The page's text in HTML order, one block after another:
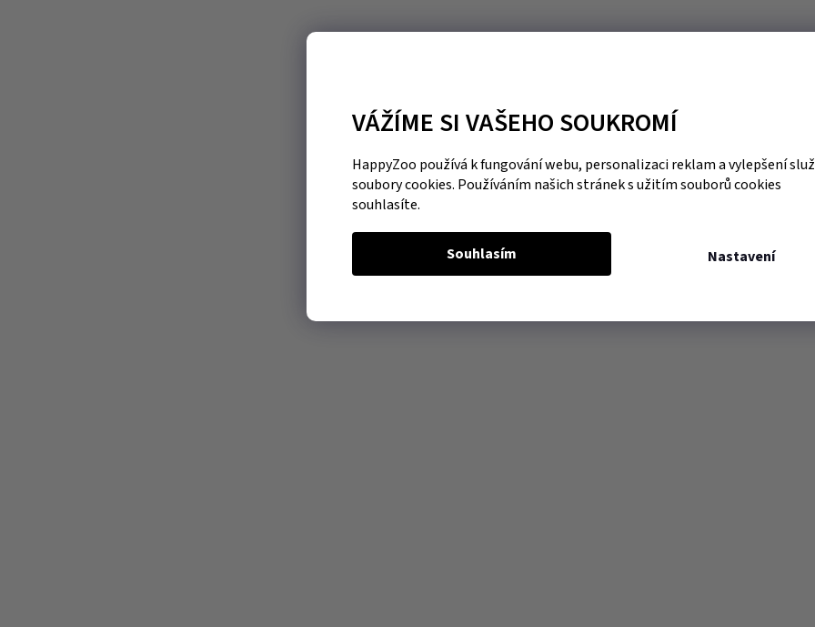
VÁŽÍME SI VAŠEHO SOUKROMÍ
HappyZoo používá k fungování webu, personalizaci reklam a vylepšení
soubory cookies. Používáním našich stránek s užitím souborů cookies
souhlasíte.
Nastavení
Souhlasím